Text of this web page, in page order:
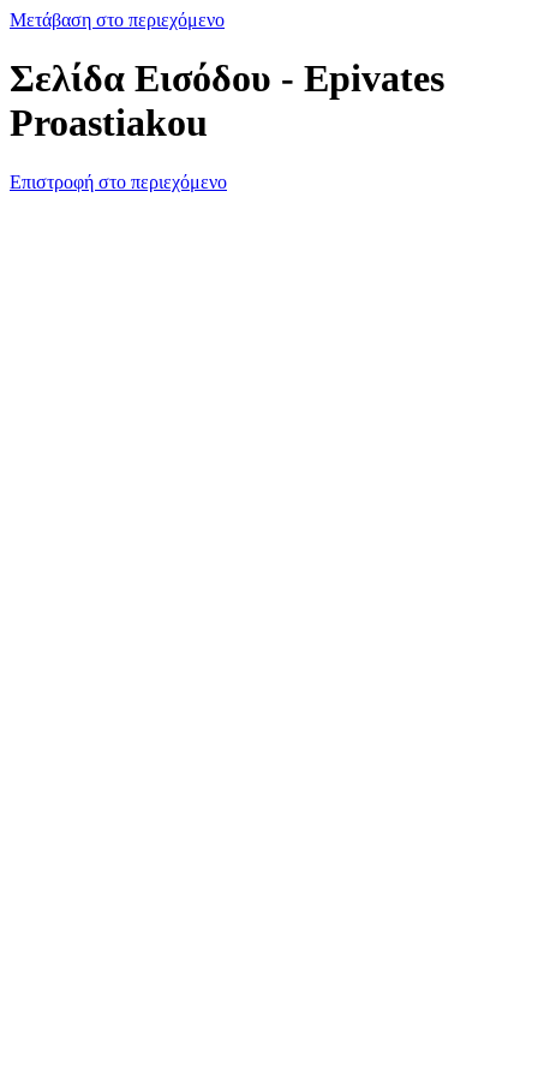
Μετάβαση στο περιεχόμενο
Σελίδα Εισόδου - Epivates
Proastiakou
Επιστροφή στο περιεχόμενο